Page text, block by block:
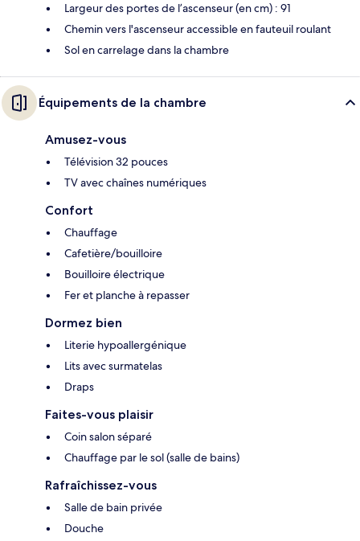
Largeur des portes de l’ascenseur (en cm) : 91
Chemin vers l'ascenseur accessible en fauteuil roulant
Sol en carrelage dans la chambre
Équipements de la chambre
Amusez-vous
Télévision 32 pouces
TV avec chaînes numériques
Confort
Chauffage
Cafetière/bouilloire
Bouilloire électrique
Fer et planche à repasser
Dormez bien
Literie hypoallergénique
Lits avec surmatelas
Draps
Faites-vous plaisir
Coin salon séparé
Chauffage par le sol (salle de bains)
Rafraîchissez-vous
Salle de bain privée
Douche